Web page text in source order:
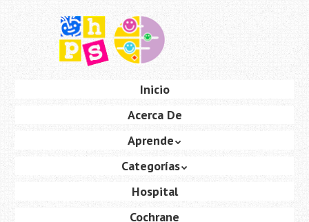
principal
Inicio
Acerca De
Aprende
Categorías
Hospital
Cochrane